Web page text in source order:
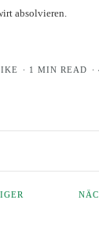
absolvieren.
1 MIN READ